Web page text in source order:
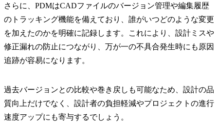
さらに、PDMはCADファイルのバージョン管理や編集履歴
のトラッキング機能を備えており、誰がいつどのような変更
を加えたのかを明確に記録します。これにより、設計ミスや
修正漏れの防止につながり、万が一の不具合発生時にも原因
追跡が容易になります。
過去バージョンとの比較や巻き戻しも可能なため、設計の品
質向上だけでなく、設計者の負担軽減やプロジェクトの進行
速度アップにも寄与するでしょう。